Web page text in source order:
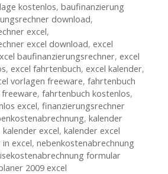
kostenlos, baufinanzierung
download,
excel,
excel download, excel
baufinanzierungsrechner, excel
, excel fahrtenbuch, excel kalender,
vorlagen freeware, fahrtenbuch
, fahrtenbuch kostenlos,
excel, finanzierungsrechner
, kalender
kalender excel, kalender excel
excel, nebenkostenabrechnung
formular
2009 excel